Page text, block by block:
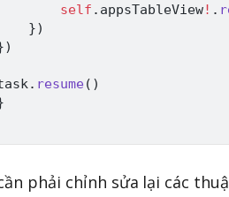
self . appsTableView! .
})
)
. resume( )
phải chỉnh sửa lại các